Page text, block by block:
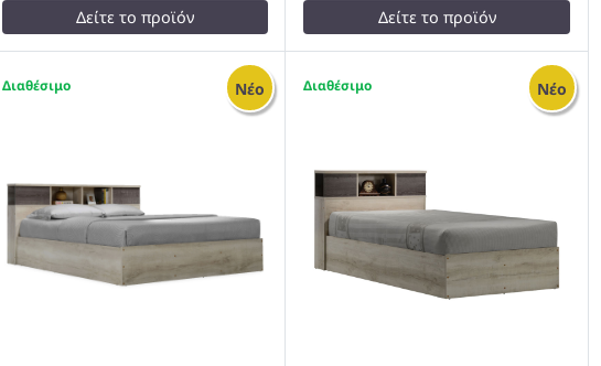
Δείτε το προϊόν
testFalse
Καναπές-Κρεβάτι 3θέσιος Με
Ύφασμα Μπεζ 175x83x74cm 978
Δείτε το προϊόν
testFalse
Καναπές - Κρεβάτι 3θέσιος Με
Ύφασμα Πολύχρωμο
Νέο Νέο